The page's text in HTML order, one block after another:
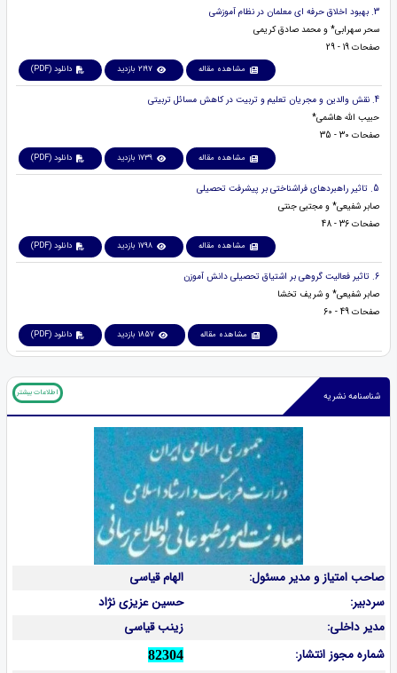
3. بهبود اخلاق حرفه ای معلمان در نظام آموزشی
سحر سهرابی* و محمد صادق کریمی
صفحات 19 - 29
مشاهده مقاله 2197 بازدید دانلود (PDF)
4. نقش والدین و مجریان تعلیم و تربیت در کاهش مسائل تربیتی
حبیب الله هاشمی*
صفحات 30 - 35
مشاهده مقاله 1739 بازدید دانلود (PDF)
5. تاثیر راهبردهای فراشناختی بر پیشرفت تحصیلی
صابر شفیعی* و مجتبی جنتی
صفحات 36 - 48
مشاهده مقاله 1798 بازدید دانلود (PDF)
6. تاثیر فعالیت گروهی بر اشتیاق تحصیلی دانش آموزن
صابر شفیعی* و شریف تخشا
صفحات 49 - 60
مشاهده مقاله 1857 بازدید دانلود (PDF)
شناسنامه نشریه اطلاعات بیشتر
صاحب امتیاز و مدیر مسئول:
الهام قیاسی
سردبیر:
حسین عزیزی نژاد
مدیر داخلی:
زینب قیاسی
شماره مجوز انتشار:
82304